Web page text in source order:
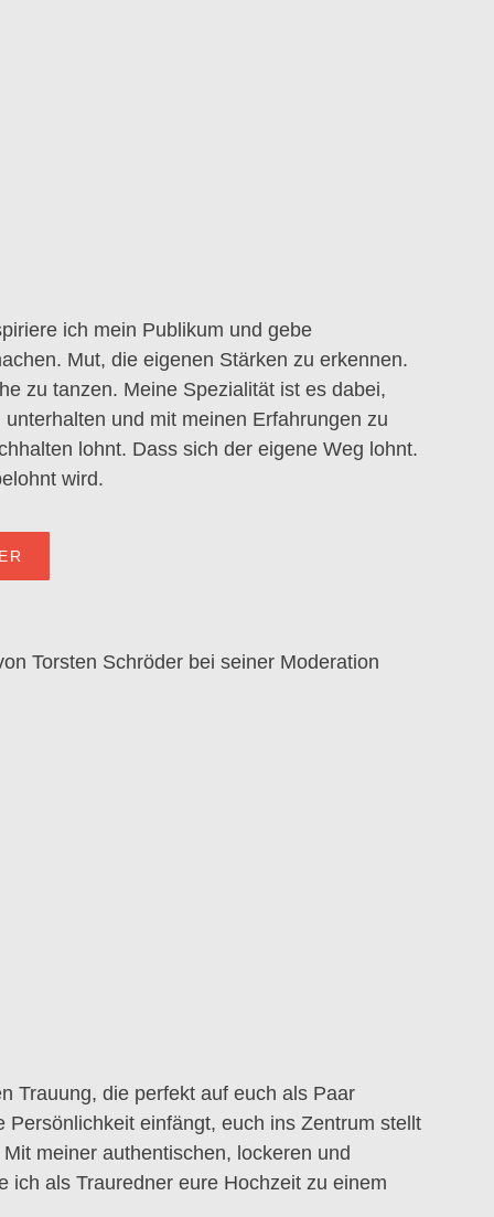
ich mein Publikum und gebe
Mut, die eigenen Stärken zu erkennen.
zu tanzen. Meine Spezialität ist es dabei,
und mit meinen Erfahrungen zu
lohnt. Dass sich der eigene Weg lohnt.
wird.
Trauung, die perfekt auf euch als Paar
Persönlichkeit einfängt, euch ins Zentrum stellt
meiner authentischen, lockeren und
ich als Trauredner eure Hochzeit zu einem